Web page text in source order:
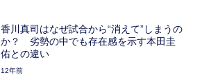
香川真司はなぜ試合から“消えて”しまうの
か？ 劣勢の中でも存在感を示す本田圭
佑との違い
12年前